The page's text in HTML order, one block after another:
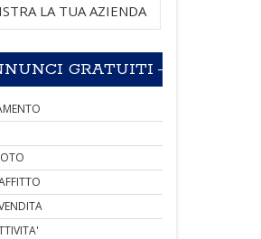
LA TUA AZIENDA
GRATUITI